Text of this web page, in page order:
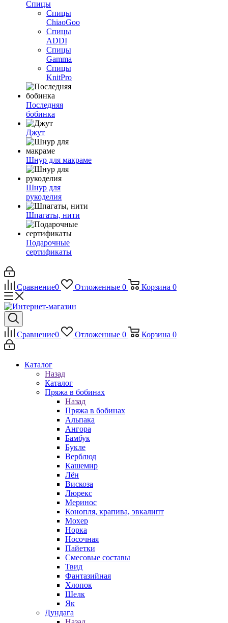
Спицы
Спицы
ChiaoGoo
Спицы
ADDI
Спицы
Gamma
Спицы
KnitPro
Последняя
бобинка
Джут
Шнур для макраме
Шнур для
рукоделия
Шпагаты, нити
Подарочные
сертификаты
Сравнение0 Отложенные 0 Корзина 0
Сравнение0 Отложенные 0 Корзина 0
Каталог
Назад
Каталог
Пряжа в бобинах
Назад
Пряжа в бобинах
Альпака
Ангора
Бамбук
Букле
Верблюд
Кашемир
Лён
Вискоза
Люрекс
Меринос
Конопля, крапива, эвкалипт
Мохер
Норка
Носочная
Пайетки
Смесовые составы
Твид
Фантазийная
Хлопок
Шелк
Як
Дундага